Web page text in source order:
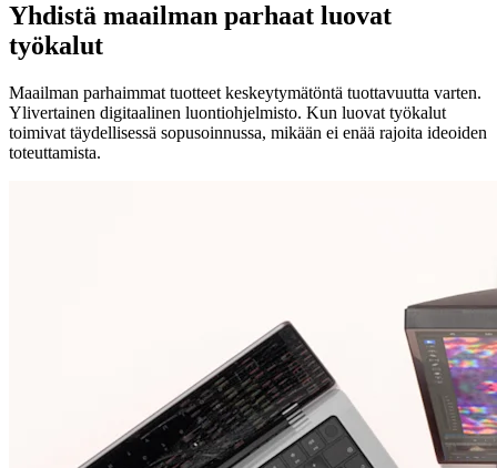
Yhdistä maailman parhaat luovat
työkalut
Maailman parhaimmat tuotteet keskeytymätöntä tuottavuutta varten.
Ylivertainen digitaalinen luontiohjelmisto. Kun luovat työkalut
toimivat täydellisessä sopusoinnussa, mikään ei enää rajoita ideoiden
toteuttamista.